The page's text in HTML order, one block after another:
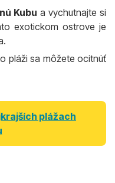
Kubu a vychutnajte si
exotickom ostrove je
pláži sa môžete ocitnúť
plážach